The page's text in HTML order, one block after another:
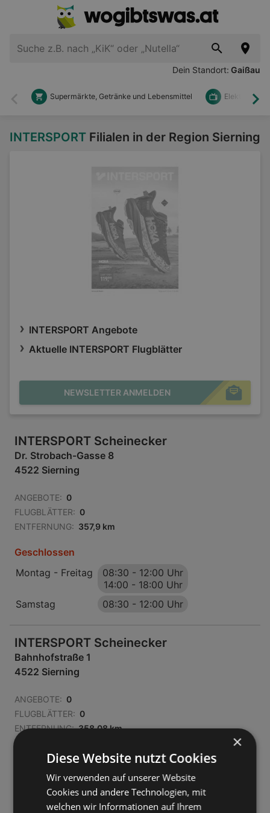
Dein Standort: Gaißau
Zurück
Supermärkte, Getränke und Lebensmittel Elektronik
INTERSPORT Filialen in der Region Sierning
INTERSPORT Angebote
Aktuelle INTERSPORT Flugblätter
NEWSLETTER ANMELDEN
INTERSPORT Scheinecker
Dr. Strobach-Gasse 8
4522 Sierning
ANGEBOTE: 0
FLUGBLÄTTER: 0
ENTFERNUNG: 357,9 km
Geschlossen
Montag - Freitag
08:30 - 12:00 Uhr
14:00 - 18:00 Uhr
Samstag
08:30 - 12:00 Uhr
INTERSPORT Scheinecker
Bahnhofstraße 1
4522 Sierning
ANGEBOTE: 0
FLUGBLÄTTER: 0
ENTFERNUNG: 358,08 km
Geschlossen
Montag - Freitag
08:30-12:00 Uhr
14:00
-
18:00 Uhr
Samstag
08:30-12:00 Uhr
×
Diese Website nutzt Cookies
Wir verwenden auf unserer Website
Cookies und andere Technologien, mit
welchen wir Informationen auf Ihrem